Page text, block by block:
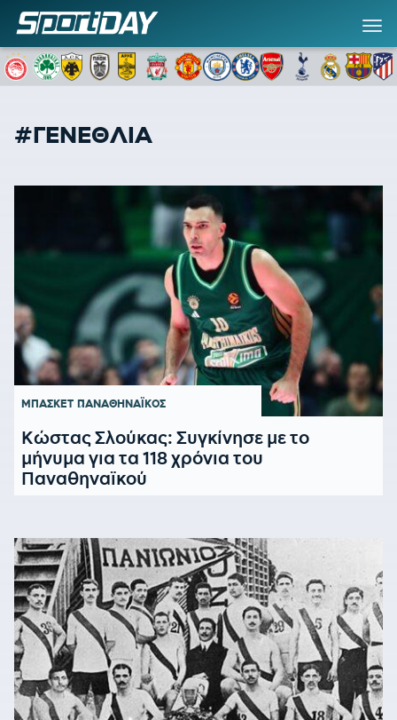
#ΓΕΝΕΘΛΙΑ
ΜΠΑΣΚΕΤ ΠΑΝΑΘΗΝΑΪΚΟΣ
Κώστας Σλούκας: Συγκίνησε με το
μήνυμα για τα 118 χρόνια του
Παναθηναϊκού